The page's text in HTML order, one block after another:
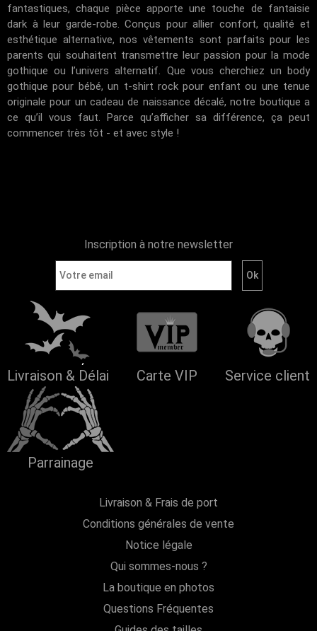
fantastiques, chaque pièce apporte une touche de fantaisie
dark à leur garde-robe. Conçus pour allier confort, qualité et
esthétique alternative, nos vêtements sont parfaits pour les
parents qui souhaitent transmettre leur passion pour la mode
gothique ou l’univers alternatif. Que vous cherchiez un body
gothique pour bébé, un t-shirt rock pour enfant ou une tenue
originale pour un cadeau de naissance décalé, notre boutique a
ce qu’il vous faut. Parce qu’afficher sa différence, ça peut
commencer très tôt - et avec style !
Inscription à notre newsletter
Livraison & Délai Carte VIP Service client
Parrainage
Livraison & Frais de port
Conditions générales de vente
Notice légale
Qui sommes-nous ?
La boutique en photos
Questions Fréquentes